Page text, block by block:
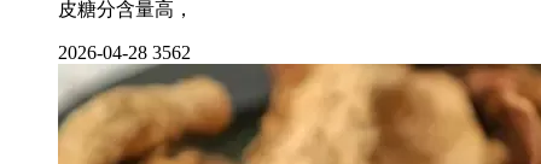
皮糖分含量高，
2026-04-28 3562